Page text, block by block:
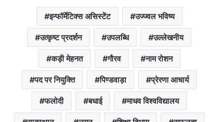
इन्फॉर्मेटिक्स असिस्टेंट उज्ज्वल भविष्य
उत्कृष्ट प्रदर्शन उपलब्धि उल्लेखनीय
कड़ी मेहनत गौरव नाम रोशन
पद पर नियुक्ति पिण्डवाड़ा प्रेरणा आचार्य
फलोदी बधाई माधव विश्वविद्यालय